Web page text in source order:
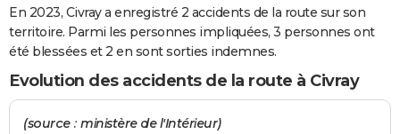
Destinations
City break
Voyage nature
Voyage de noces
Forum
Climat
+
GUIDES D'ACHAT
CARTE DE VOEUX
En 2023, Civray a enregistré 2 accidents de la route sur son
territoire. Parmi les personnes impliquées, 3 personnes ont
été blessées et 2 en sont sorties indemnes.
Evolution des accidents de la route à Civray
(source : ministère de l'Intérieur)